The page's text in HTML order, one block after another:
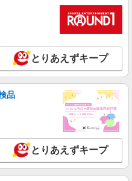
帯販売スタッフ
※残業代支給 ★交通費別途支給
支給(規定有) ★月2回払
規程有）★ ゜・。○。・゜
゜
区のdocomoショップ
詳細を見る
に詳しくなれる携帯販売
※残業代支給 ★交通費別途支給
給(規定有) お友達を紹介
支給(規定有) ★月2回払
区のauショップ
とりあえずキープ
品
とりあえずキープ